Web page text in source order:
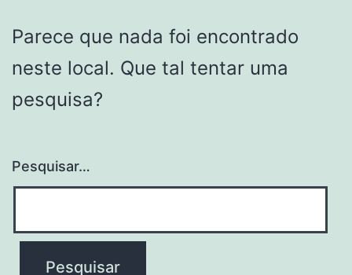
Parece que nada foi encontrado
neste local. Que tal tentar uma
pesquisa?
Pesquisar…